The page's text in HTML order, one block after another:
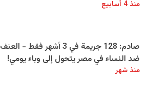
منذ 4 أسابيع
صادم: 128 جريمة في 3 أشهر فقط - العنف
ضد النساء في مصر يتحول إلى وباء يومي!
منذ شهر